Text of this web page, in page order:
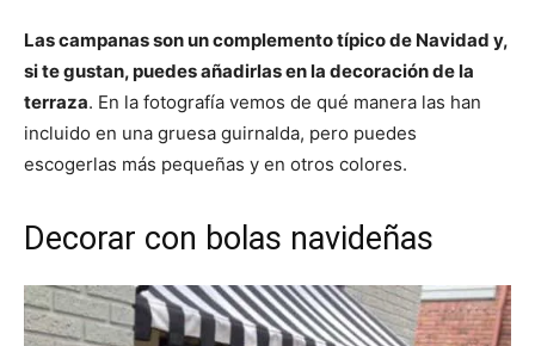
Las campanas son un complemento típico de Navidad y,
si te gustan, puedes añadirlas en la decoración de la
terraza. En la fotografía vemos de qué manera las han
incluido en una gruesa guirnalda, pero puedes
escogerlas más pequeñas y en otros colores.
Decorar con bolas navideñas